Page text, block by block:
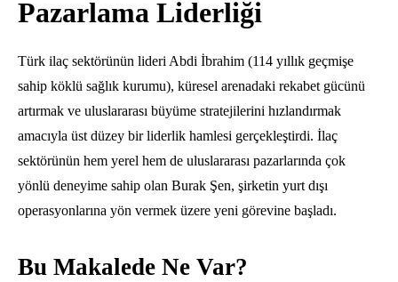
Pazarlama Liderliği
Türk ilaç sektörünün lideri Abdi İbrahim (114 yıllık geçmişe
sahip köklü sağlık kurumu), küresel arenadaki rekabet gücünü
artırmak ve uluslararası büyüme stratejilerini hızlandırmak
amacıyla üst düzey bir liderlik hamlesi gerçekleştirdi. İlaç
sektörünün hem yerel hem de uluslararası pazarlarında çok
yönlü deneyime sahip olan Burak Şen, şirketin yurt dışı
operasyonlarına yön vermek üzere yeni görevine başladı.
Bu Makalede Ne Var?